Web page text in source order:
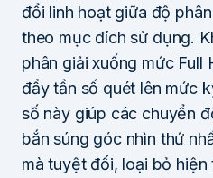
đổi linh hoạt giữa độ
theo mục đích sử dụng.
phân giải xuống mức Full
đẩy tần số quét lên mức
số này giúp các chuyển
bắn súng góc nhìn thứ
mà tuyệt đối, loại bỏ hiện